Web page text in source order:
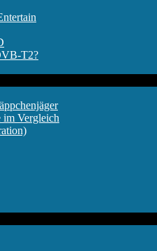
T2?
im Vergleich